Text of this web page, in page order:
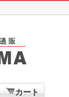
カート